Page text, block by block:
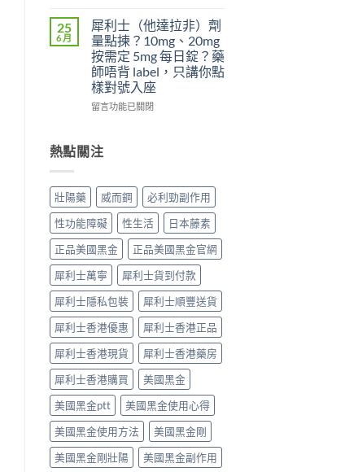
懂
這
5
件
事〉
中
利
士
5mg
反
而
更
穩？〉
使
用
威
而
鋼
效
果
勃
起
度〉
什
麼
吃
了
威
而
鋼
再
使
血
擴
張
類
藥
物：
硝
酸
酯
死
線
的
醫
理
解
析〉
中
25
6 月
犀利士（他達拉非）劑
量點揀？10mg、20mg
按需定 5mg 每日錠？藥
師唔背 label，只講你點
樣對號入座
在
士
（他
拉
非）
劑
量
點
揀？
10mg、
20mg
按
需
定
5mg
每
日
錠？
藥
師
唔
背
label，
只
留言功能已關閉
熱點關注
壯陽藥 威而鋼
必利勁副作用
性功能障礙
性生活
日本藤素
正品美國黑金
正品美國黑金官網
犀利士萬寧
犀利士貨到付款
犀利士隱私包裝
犀利士順豐送貨
犀利士香港優惠
犀利士香港正品
犀利士香港現貨
犀利士香港藥房
犀利士香港購買
美國黑金
美國黑金ptt
美國黑金使用心得
美國黑金使用方法
美國黑金剛
美國黑金剛壯陽
美國黑金副作用